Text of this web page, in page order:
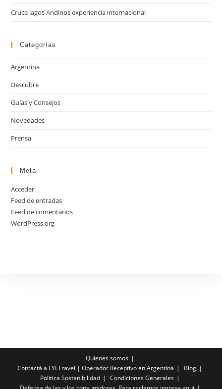
Cruce lagos Andinos experiencia internacional
Categorías
Argentina
Descubre
Guías y Consejos
Novedades
Prensa
Meta
Acceder
Feed de entradas
Feed de comentarios
WordPress.org
Quienes somos
Contactá a LYLTravel | Operador Receptivo en Argentina
Blog
Politica Sostenibilidad
Condiciones Generales